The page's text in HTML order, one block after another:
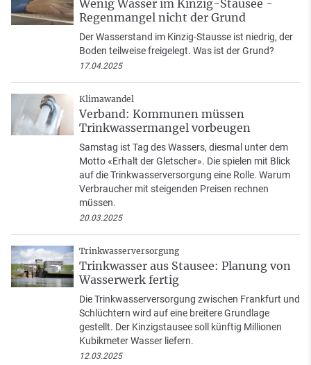
Wenig Wasser im Kinzig-Stausee -
Regenmangel nicht der Grund
Der Wasserstand im Kinzig-Stausse ist niedrig, der
Boden teilweise freigelegt. Was ist der Grund?
17.04.2025
Klimawandel
Verband: Kommunen müssen
Trinkwassermangel vorbeugen
Samstag ist Tag des Wassers, diesmal unter dem
Motto «Erhalt der Gletscher». Die spielen mit Blick
auf die Trinkwasserversorgung eine Rolle. Warum
Verbraucher mit steigenden Preisen rechnen
müssen.
20.03.2025
Trinkwasserversorgung
Trinkwasser aus Stausee: Planung von
Wasserwerk fertig
Die Trinkwasserversorgung zwischen Frankfurt und
Schlüchtern wird auf eine breitere Grundlage
gestellt. Der Kinzigstausee soll künftig Millionen
Kubikmeter Wasser liefern.
12.03.2025